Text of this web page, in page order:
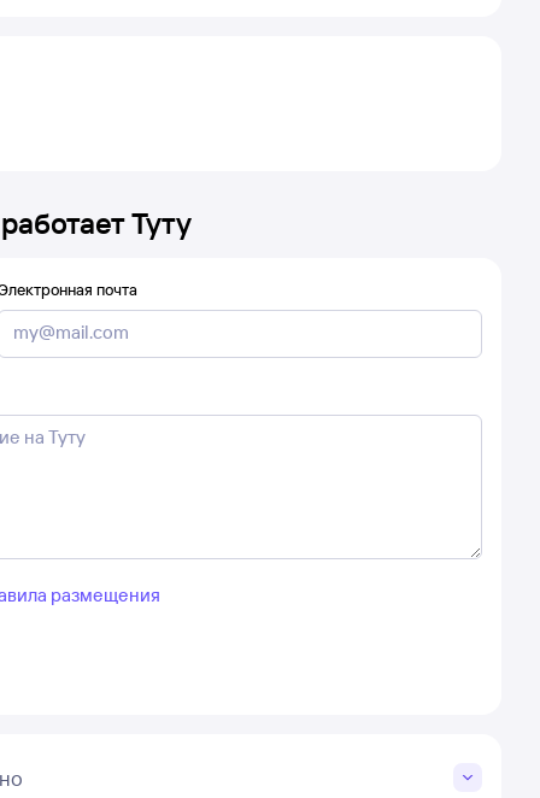
Туту
почта
размещения